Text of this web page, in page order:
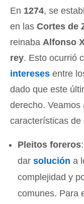
En 1274, se
en las Cortes de
reinaba Alfonso
rey. Esto ocurrió
intereses entre
dado que este
derecho.
características de
Pleitos foreros
darsolución a
complejidad y
comunes. Para